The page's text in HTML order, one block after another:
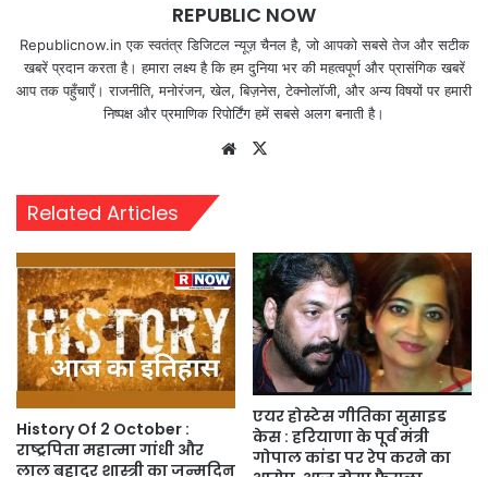
REPUBLIC NOW
Republicnow.in एक स्वतंत्र डिजिटल न्यूज़ चैनल है, जो आपको सबसे तेज और सटीक
खबरें प्रदान करता है। हमारा लक्ष्य है कि हम दुनिया भर की महत्वपूर्ण और प्रासंगिक खबरें
आप तक पहुँचाएँ। राजनीति, मनोरंजन, खेल, बिज़नेस, टेक्नोलॉजी, और अन्य विषयों पर हमारी
निष्पक्ष और प्रमाणिक रिपोर्टिंग हमें सबसे अलग बनाती है।
Website
Related Articles
History Of 2 October :
राष्ट्रपिता महात्मा गांधी और
लाल बहादुर शास्त्री का जन्मदिन
एयर होस्टेस गीतिका सुसाइड
केस : हरियाणा के पूर्व मंत्री
गोपाल कांडा पर रेप करने का